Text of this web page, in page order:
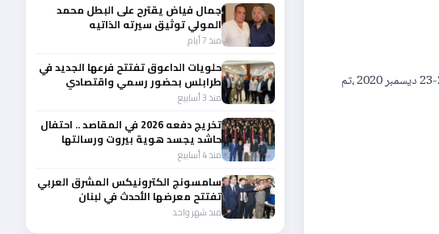
والمغرب. وتمیزت المسابقة الرسمیة الخاصة بالأفلام الوثائقیة بمشاركة للأفلام التي أنتجتھا قناتي المیادین والجزیرة الوثائقیة. التداول 25-24-23 دیسمبر 2020 ،تم
جمال فياض يقترح على البطل محمد
المولي توثيق سيرته الذاتيه
والبودكاست قد يكون البداية
منذ 7 أيام
حلويات الداعوق تفتتح فرعها الجديد في
طرابلس بحضور رسمي واقتصادي
منذ 3 أسابيع
تخريج دفعه 2026 في المقاصد .. احتفال
حاشد يجسد هوية بيروت ورسالتها
الوطنية
منذ 4 أسابيع
سامسونج الكترونيكس المشرق العربي
تفتتح معرضها الأحدث في لبنان
منذ شهر واحد